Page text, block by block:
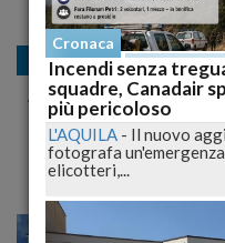
Economia
Arrivano i saldi
Codacons per
Cronaca
Incendi senza
squadre, Canadair
più pericoloso
L'AQUILA - Il nuovo
fotografa
elicotteri,...